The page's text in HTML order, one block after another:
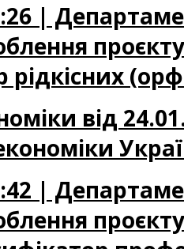
|
рідкісних
від
|